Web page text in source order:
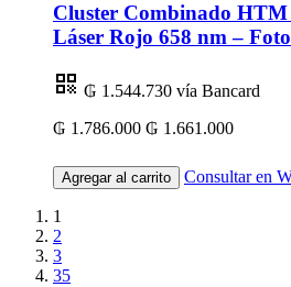
Cluster Combinado
Láser Rojo 658 nm –
₲ 1.544.730 vía Bancard
₲ 1.786.000 ₲ 1.661.000
Agregar al carrito Consultar en
1
2
3
35